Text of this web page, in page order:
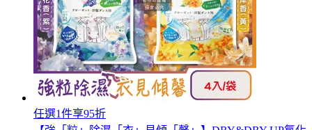
任選1件享95折